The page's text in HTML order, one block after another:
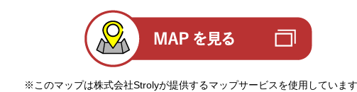
※このマップは株式会社Strolyが提供するマップサービスを使用しています